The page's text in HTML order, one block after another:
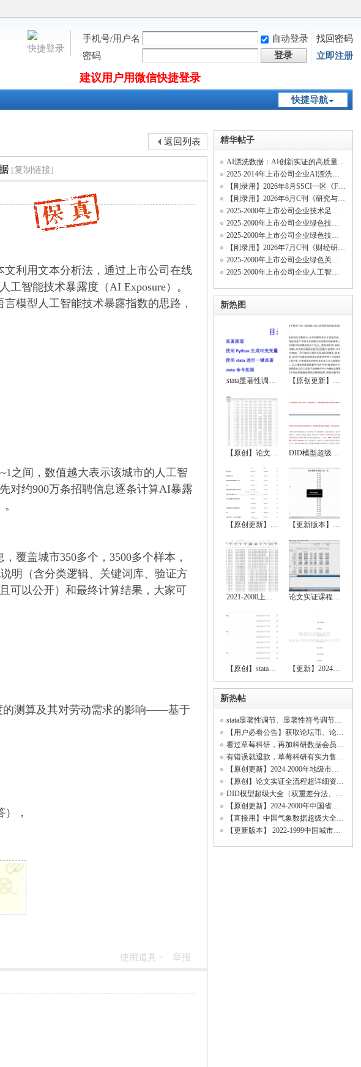
手机号/用户名 自动登录
找回密码
密码
登录 立即注册
建议用户用微信快捷登录
快捷登录
快捷导航
返回列表
[复制链接]
利用文本分析法，通过上市公司在线
智能技术暴露度（AI Exposure）。
模型人工智能技术暴露指数的思路，
之间，数值越大表示该城市的人工智
对约900万条招聘信息逐条计算AI暴露
覆盖城市350多个，3500多个样本，
明（含分类逻辑、关键词库、验证方
可以公开）和最终计算结果，大家可
的测算及其对劳动需求的影响——基于
，
x
使用道具 举报
精华帖子
AI漂洗数据：AI创新实证的高质量纯净新变量
2025-2014年上市公司企业AI漂洗测算数据、招聘AI漂洗数据
【刚录用】2026年8月SSCI一区《Finance Research Letters》投稿经验及录用流程
【刚录用】2026年6月C刊《研究与发展管理》投稿经验及录用流程
2025-2000年上市公司企业技术足迹相似度数据（行业技术足迹相似度、历史技术足迹相似
2025-2000年上市公司企业绿色技术足迹相似度数据（行业绿色技术足迹相似度、历史绿色
2025-2000年上市公司企业绿色技术多元化数据、绿色知识多元化数据
【刚录用】2026年7月C刊《财经研究》投稿经验及录用流程
2025-2000年上市公司企业绿色关键核心技术创新速度数据、关键核心技术绿色创新专利数
2025-2000年上市公司企业人工智能与产业技术融合数据、人工智能技术融合数据
新热图
stata显著性调节、显著性符号调节、回归显 【原创更新】2024-2000年地级市数字经济综
【原创】论文实证全流程超详细资料（数据处 DID模型超级大全（双重差分法、政策评估）
【原创更新】2024-2000年中国省级数字经济 【更新版本】 2022-1999中国城市统计年鉴、
2021-2000上市公司绿色创新数据大全（创新 论文实证课程（stata安装包、数据处理、基
【原创】stata空间计量全流程操作资料（数 【更新】2024-2000上市公司绿色创新、上市
新热帖